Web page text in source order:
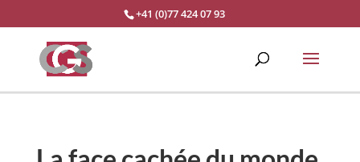
+41 (0)77 424 07 93